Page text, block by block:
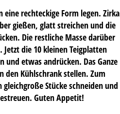
rechteckige Form legen. Zirka
gießen, glatt streichen und die
Die restliche Masse darüber
die 10 kleinen Teigplatten
etwas andrücken. Das Ganze
den Kühlschrank stellen. Zum
Stücke schneiden und
Guten Appetit!